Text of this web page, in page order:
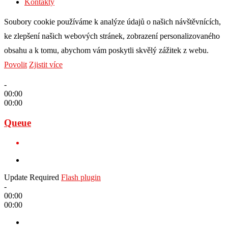
Kontakty
Soubory cookie používáme k analýze údajů o našich návštěvnících,
ke zlepšení našich webových stránek, zobrazení personalizovaného
obsahu a k tomu, abychom vám poskytli skvělý zážitek z webu.
Povolit Zjistit více
-
00:00
00:00
Queue
Update Required Flash plugin
-
00:00
00:00